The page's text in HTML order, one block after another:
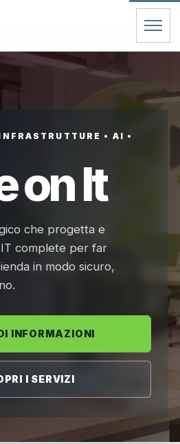
• AI •
on It
che progetta e
complete per far
in modo sicuro,
INFORMAZIONI
I SERVIZI